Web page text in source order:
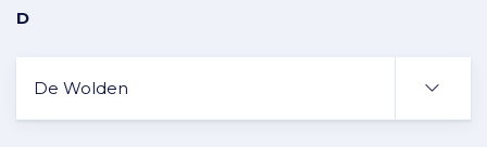
D
De Wolden